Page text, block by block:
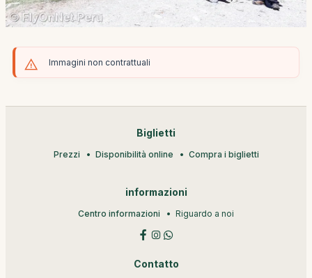
Immagini non contrattuali
Biglietti
Prezzi Disponibilità online Compra i biglietti
informazioni
Centro informazioni Riguardo a noi
Contatto